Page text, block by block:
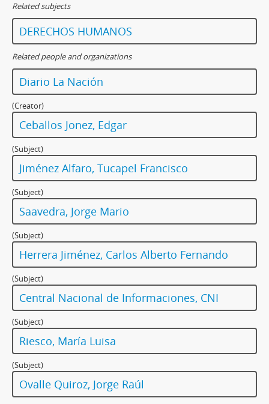
Related subjects
DERECHOS HUMANOS
Related people and organizations
Diario La Nación
(Creator)
Ceballos Jonez, Edgar
(Subject)
Jiménez Alfaro, Tucapel Francisco
(Subject)
Saavedra, Jorge Mario
(Subject)
Herrera Jiménez, Carlos Alberto Fernando
(Subject)
Central Nacional de Informaciones, CNI
(Subject)
Riesco, María Luisa
(Subject)
Ovalle Quiroz, Jorge Raúl